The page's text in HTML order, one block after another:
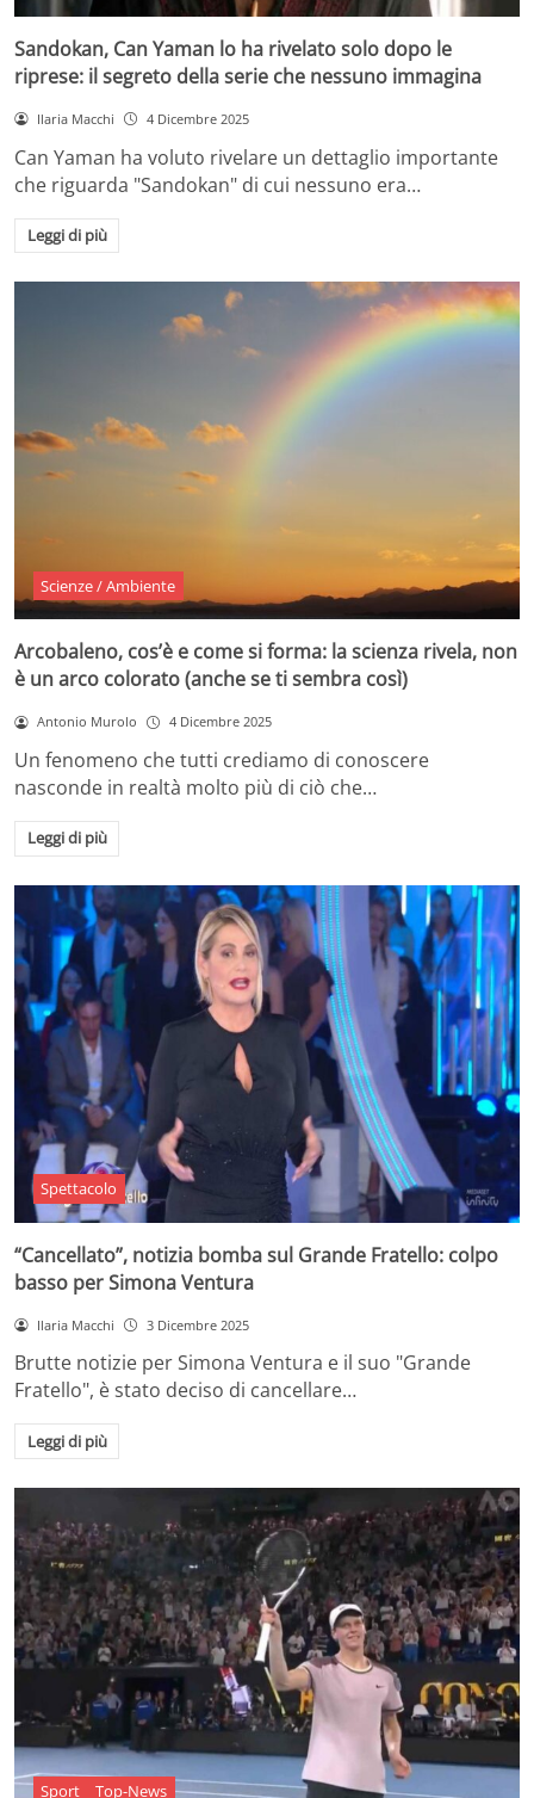
Sandokan, Can Yaman lo ha rivelato solo dopo le
riprese: il segreto della serie che nessuno immagina
Ilaria Macchi 4 Dicembre 2025
Can Yaman ha voluto rivelare un dettaglio importante
che riguarda "Sandokan" di cui nessuno era…
Leggi di più
Scienze / Ambiente
Arcobaleno, cos’è e come si forma: la scienza rivela, non
è un arco colorato (anche se ti sembra così)
Antonio Murolo 4 Dicembre 2025
Un fenomeno che tutti crediamo di conoscere
nasconde in realtà molto più di ciò che…
Leggi di più
Spettacolo
“Cancellato”, notizia bomba sul Grande Fratello: colpo
basso per Simona Ventura
Ilaria Macchi 3 Dicembre 2025
Brutte notizie per Simona Ventura e il suo "Grande
Fratello", è stato deciso di cancellare…
Leggi di più
Sport Top-News